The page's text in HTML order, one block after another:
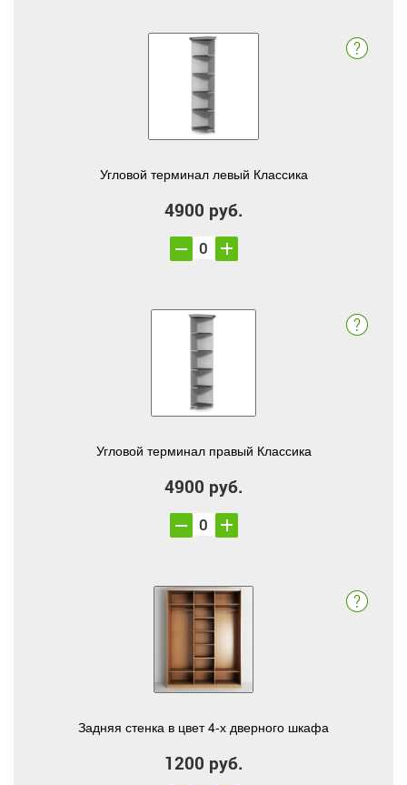
Угловой терминал левый Классика
4900 руб.
Угловой терминал правый Классика
4900 руб.
Задняя стенка в цвет 4-х дверного шкафа
1200 руб.